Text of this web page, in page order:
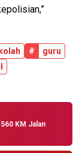
#
guru
KM Jalan